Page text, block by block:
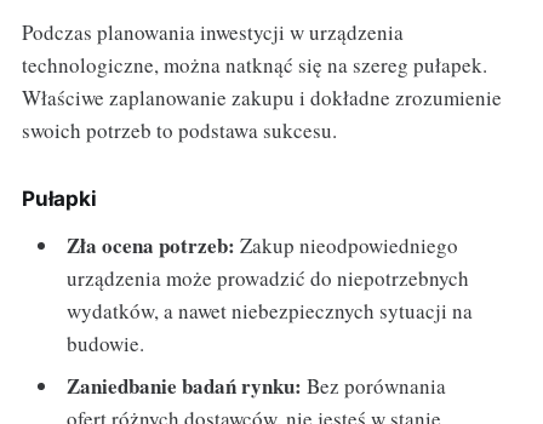
Podczas planowania inwestycji w urządzenia
technologiczne, można natknąć się na szereg pułapek.
Właściwe zaplanowanie zakupu i dokładne zrozumienie
swoich potrzeb to podstawa sukcesu.
Pułapki
Zła ocena potrzeb: Zakup nieodpowiedniego
urządzenia może prowadzić do niepotrzebnych
wydatków, a nawet niebezpiecznych sytuacji na
budowie.
Zaniedbanie badań rynku: Bez porównania